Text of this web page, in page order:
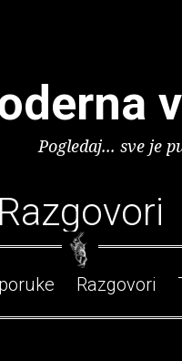
Pogledaj... sve je
Razgovori
Razgovori